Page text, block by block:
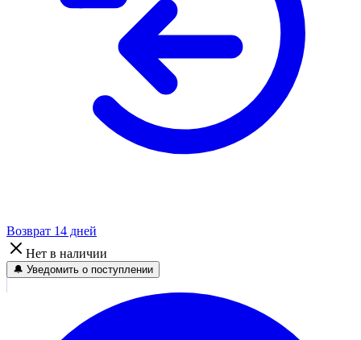
Возврат 14 дней
Нет в наличии
🔔 Уведомить о поступлении